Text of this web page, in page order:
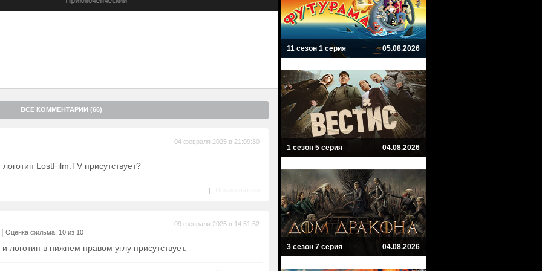
Для этого ей необходимо поднять со дна остров
изобретательницу Лото, силача и фантазера Мони,
Келе, а также поросенка Пуа и петуха Хэйхея. Ну и какое же
ВСЕ КОММЕНТАРИИ (66)
04 февраля 2025 в 21:09:30
LostFilm.TV присутствует?
|
Оценка фильма: 10 из 10
09 февраля 2025 в 14:51:52
и логотип в нижнем правом углу присутствует.
11 сезон 1 серия 05.08.2026
1 сезон 5 серия 04.08.2026
3 сезон 7 серия 04.08.2026